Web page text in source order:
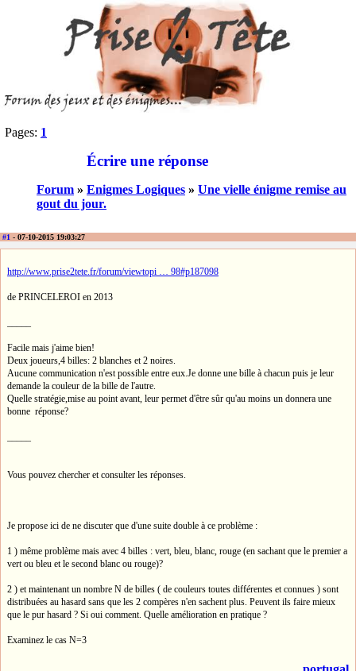
Pages: 1
Écrire une réponse
Forum » Enigmes Logiques » Une vielle énigme remise au
gout du jour.
#1 - 07-10-2015 19:03:27
http://www.prise2tete.fr/forum/viewtopi … 98#p187098
de PRINCELEROI en 2013
Facile mais j'aime bien!
Deux joueurs,4 billes: 2 blanches et 2 noires.
Aucune communication n'est possible entre eux.Je donne une bille à chacun puis je leur
demande la couleur de la bille de l'autre.
Quelle stratégie,mise au point avant, leur permet d'être sûr qu'au moins un donnera une
bonne réponse?
Vous pouvez chercher et consulter les réponses.
Je propose ici de ne discuter que d'une suite double à ce problème :
1 ) même problème mais avec 4 billes : vert, bleu, blanc, rouge (en sachant que le premier a
vert ou bleu et le second blanc ou rouge)?
2 ) et maintenant un nombre N de billes ( de couleurs toutes différentes et connues ) sont
distribuées au hasard sans que les 2 compères n'en sachent plus. Peuvent ils faire mieux
que le pur hasard ? Si oui comment. Quelle amélioration en pratique ?
Examinez le cas N=3